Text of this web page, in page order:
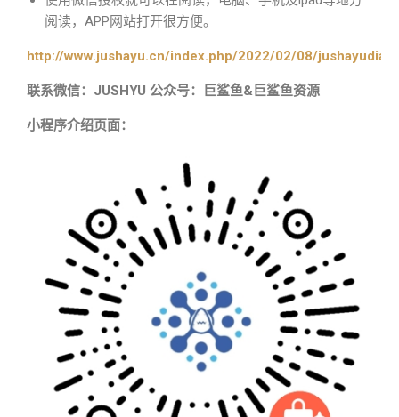
阅读，APP网站打开很方便。
http://www.jushayu.cn/index.php/2022/02/08/
联系微信：JUSHYU 公众号：巨鲨鱼&巨鲨鱼资源
小程序介绍页面：